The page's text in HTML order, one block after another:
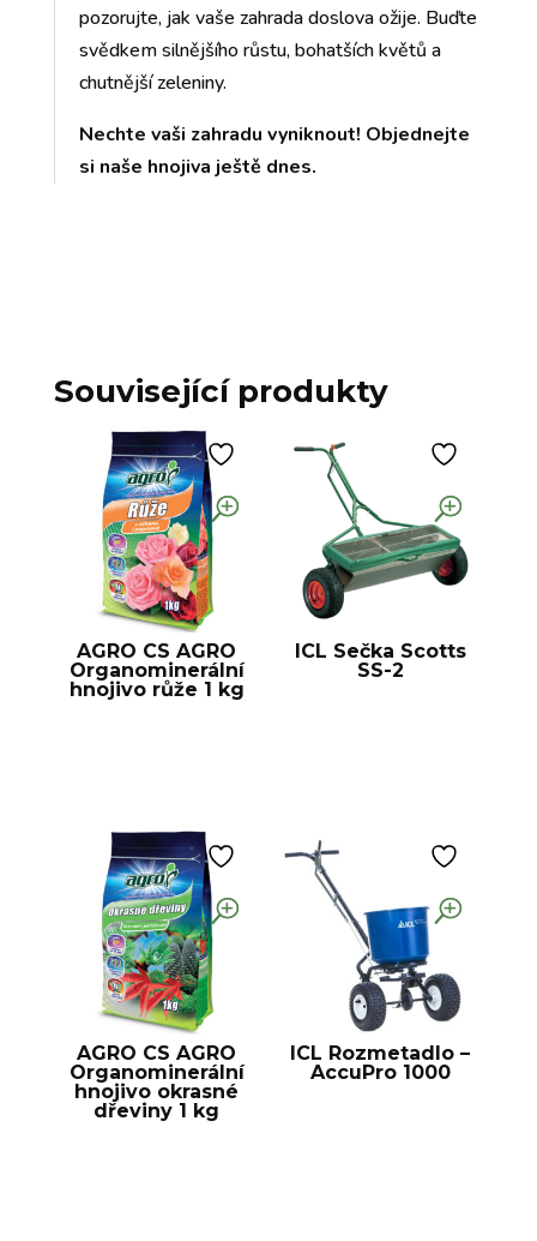
pozorujte, jak vaše zahrada doslova ožije. Buďte
svědkem silnějšího růstu, bohatších květů a
chutnější zeleniny.
Nechte vaši zahradu vyniknout! Objednejte
si naše hnojiva ještě dnes.
Související produkty
AGRO CS AGRO
Organominerální
hnojivo růže 1 kg
ICL Sečka Scotts
SS-2
AGRO CS AGRO
Organominerální
hnojivo okrasné
dřeviny 1 kg
ICL Rozmetadlo –
AccuPro 1000